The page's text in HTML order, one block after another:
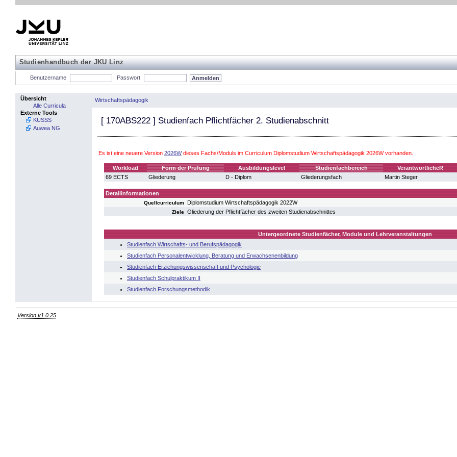
Studienhandbuch der JKU Linz
Benutzername Passwort
Übersicht
Alle Curricula
Externe Tools
KUSSS
Auwea NG
Wirtschaftspädagogik
[ 170ABS222 ] Studienfach Pflichtfächer 2. Studienabschnitt
Es ist eine neuere Version 2026Wdieses Fachs/Moduls im Curriculum Diplomstudium Wirtschaftspädagogik 2026W vorhanden.
Workload Form der Prüfung Ausbildungslevel Studienfachbereich VerantwortlicheR
69 ECTS
Gliederung D - Diplom Gliederungsfach Martin Steger
Detailinformationen
Quellcurriculum Diplomstudium Wirtschaftspädagogik 2022W
Ziele Gliederung der Pflichtfächer des zweiten Studienabschnittes
Untergeordnete Studienfächer, Module und Lehrveranstaltungen
Studienfach Wirtschafts- und Berufspädagogik
Studienfach Personalentwicklung, Beratung und Erwachsenenbildung
Studienfach Erziehungswissenschaft und Psychologie
Studienfach Schulpraktikum II
Studienfach Forschungsmethodik
Version v1.0.25